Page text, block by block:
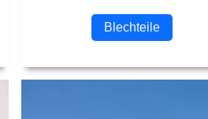
Blechteile